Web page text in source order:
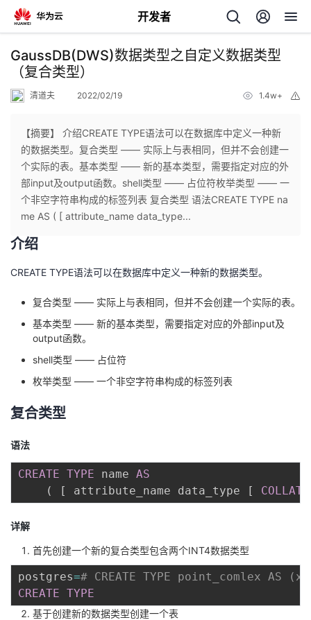
开发者
返
回
个
人
主
页
我
的
开
发
客
论
坛
的
圈
子
我
的
直
播
我
的
活
我
的
我
的
我
GaussDB(DWS)数据类型之自定义数据类型
（复合类型）
清道夫 2022/02/19 1.4w+
【摘要】 介绍CREATE TYPE语法可以在数据库中定义一种新
的数据类型。复合类型 —— 实际上与表相同，但并不会创建一
个实际的表。基本类型 —— 新的基本类型，需要指定对应的外
部input及output函数。shell类型 —— 占位符枚举类型 —— 一
个非空字符串构成的标签列表 复合类型 语法CREATE TYPE na
me AS ( [ attribute_name data_type...
介绍
CREATE TYPE语法可以在数据库中定义一种新的数据类型。
复合类型 —— 实际上与表相同，但并不会创建一个实际的表。
基本类型 —— 新的基本类型，需要指定对应的外部input及
output函数。
shell类型 —— 占位符
枚举类型 —— 一个非空字符串构成的标签列表
复合类型
语法
CREATE TYPE name AS
(
[ attribute_name data_type [ COLLATE
详解
首先创建一个新的复合类型包含两个INT4数据类型
postgres=# CREATE TYPE point_comlex AS
CREATE TYPE
基于创建新的数据类型创建一个表